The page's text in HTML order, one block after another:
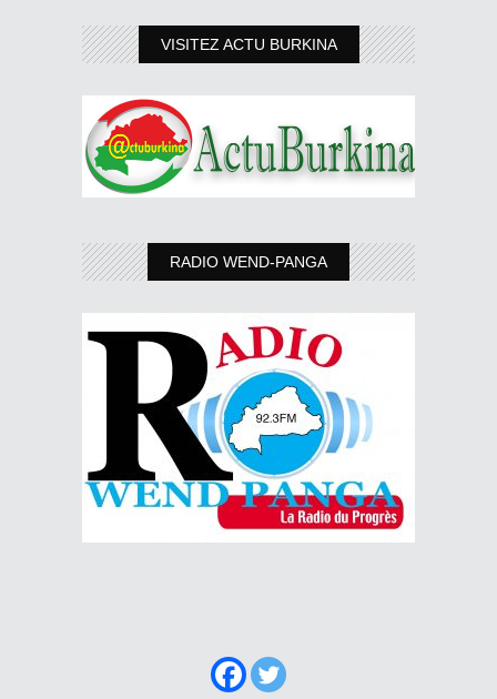
VISITEZ ACTU BURKINA
RADIO WEND-PANGA